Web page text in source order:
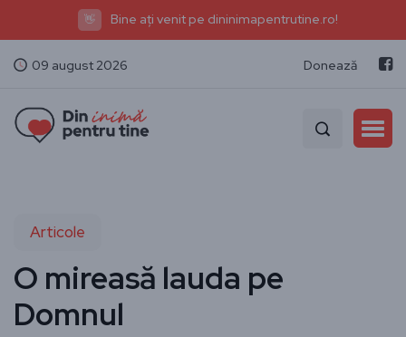
👋 Bine ați venit pe dininimapentrutine.ro!
09 august 2026 Donează
Articole
O mireasă lauda pe
Domnul